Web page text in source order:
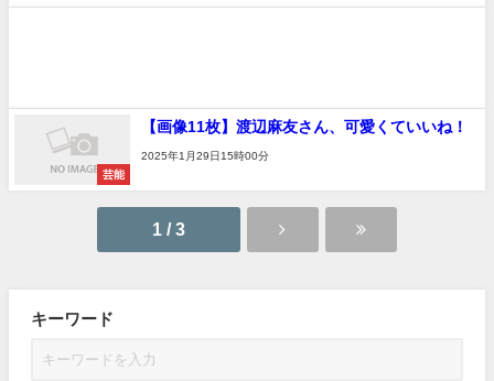
芸能
【画像11枚】渡辺麻友さん、可愛くていいね！
2025年1月29日15時00分
1 / 3
キーワード